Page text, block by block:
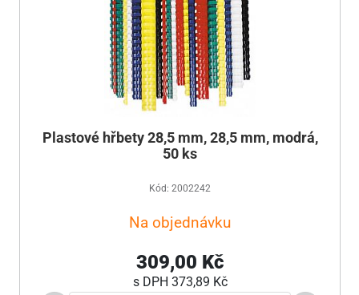
Plastové hřbety 28,5 mm, 28,5 mm, modrá,
50 ks
Kód: 2002242
Na objednávku
309,00 Kč
s DPH 373,89 Kč